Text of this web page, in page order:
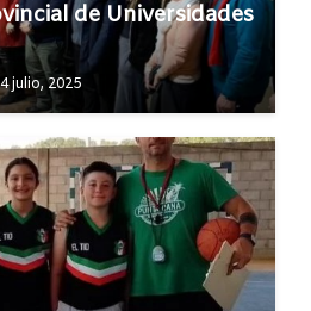
de Universidades
4 julio, 2025